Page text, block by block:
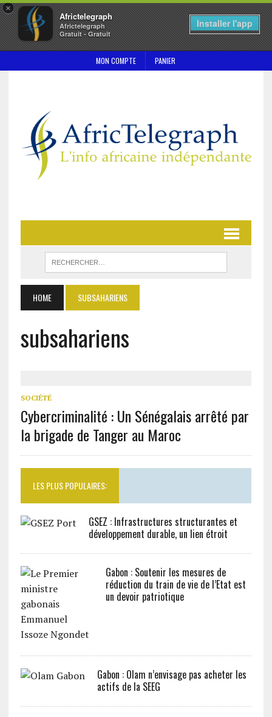
×
Africtelegraph
Africtelegraph
Gratuit - Gratuit
Installer l'app
MON COMPTE PANIER
HOME SUBSAHARIENS
subsahariens
SOCIÉTÉ
Cybercriminalité : Un Sénégalais arrêté par
la brigade de Tanger au Maroc
LES PLUS POPULAIRES:
GSEZ : Infrastructures structurantes et
développement durable, un lien étroit
Gabon : Soutenir les mesures de
réduction du train de vie de l’Etat est
un devoir patriotique
Gabon : Olam n’envisage pas acheter les
actifs de la SEEG